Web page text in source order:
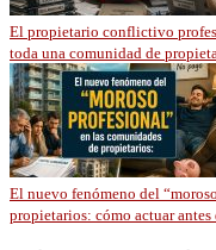
El propietario conflictivo
toda una comunidad de
El nuevo fenómeno del
propietarios: cómo actuar antes